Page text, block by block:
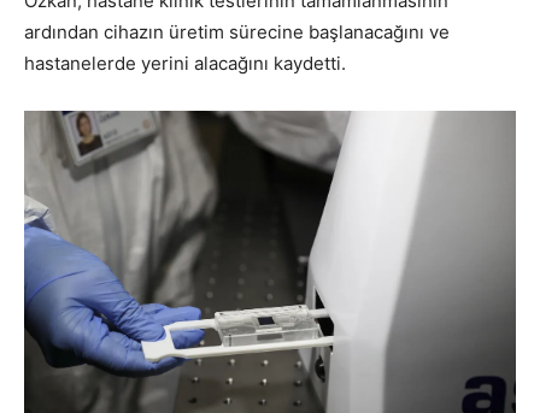
ardından cihazın üretim sürecine başlanacağını ve
hastanelerde yerini alacağını kaydetti.